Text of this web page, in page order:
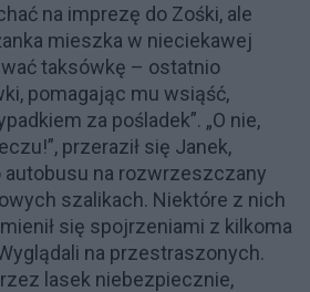
na imprezę do Zośki, ale
mieszka w nieciekawej
taksówkę – ostatnio
pomagając mu wsiąść,
za pośladek”. „O nie,
przeraził się Janek,
na rozwrzeszczany
szalikach. Niektóre z nich
się spojrzeniami z kilkoma
na przestraszonych.
lasek niebezpiecznie,